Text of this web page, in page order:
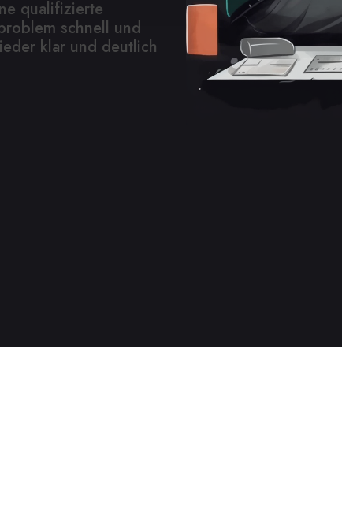
qualifizierte
schnell und
klar und deutlich